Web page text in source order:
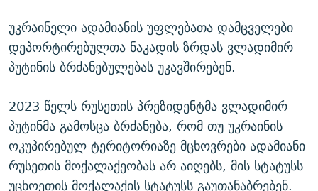
უკრაინელი ადამიანის უფლებათა დამცველები
დეპორტირებულთა ნაკადის ზრდას ვლადიმირ
პუტინის ბრძანებულებას უკავშირებენ.
2023 წელს რუსეთის პრეზიდენტმა ვლადიმირ
პუტინმა გამოსცა ბრძანება, რომ თუ უკრაინის
ოკუპირებულ ტერიტორიაზე მცხოვრები ადამიანი
რუსეთის მოქალაქეობას არ აიღებს, მის სტატუსს
უცხოეთის მოქალაქის სტატუსს გაუთანაბრებენ.